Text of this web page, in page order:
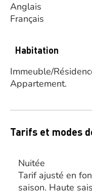
Anglais
Français
Habitation
Immeuble/
Appartement.
Tarifs et modes
Nuitée
Tarif ajusté en
saison. Haute